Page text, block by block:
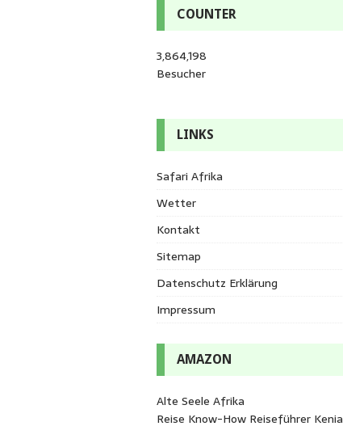
COUNTER
3,864,198
Besucher
LINKS
Safari Afrika
Wetter
Kontakt
Sitemap
Datenschutz Erklärung
Impressum
AMAZON
Alte Seele Afrika
Reise Know-How Reiseführer Kenia